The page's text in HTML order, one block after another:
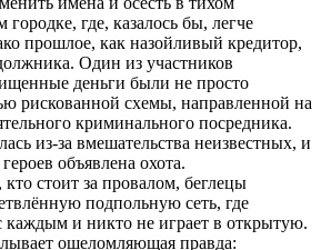
где, казалось бы, легче
прошлое, как назойливый кредитор,
Один из участников
деньги были не просто
рискованной схемы, направленной на
криминального посредника.
из-за вмешательства неизвестных, и
объявлена охота.
стоит за провалом, беглецы
подпольную сеть, где
каждым и никто не играет в открытую.
ошеломляющая правда: